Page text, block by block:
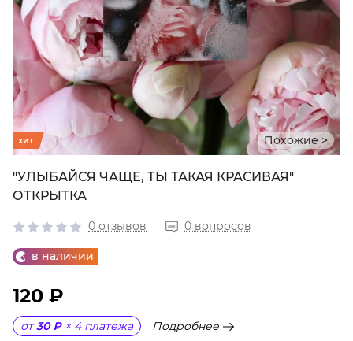
Похожие >
хит
"УЛЫБАЙСЯ ЧАЩЕ, ТЫ ТАКАЯ КРАСИВАЯ"
ОТКРЫТКА
0 отзывов 0 вопросов
в наличии
120 ₽
от 30 ₽ × 4 платежа Подробнее